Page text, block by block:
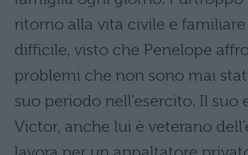
ritorno alla vita civile e
difficile, visto che Penelope
problemi che non sono mai
suo periodo nell’esercito. Il suo
Victor, anche lui è veterano